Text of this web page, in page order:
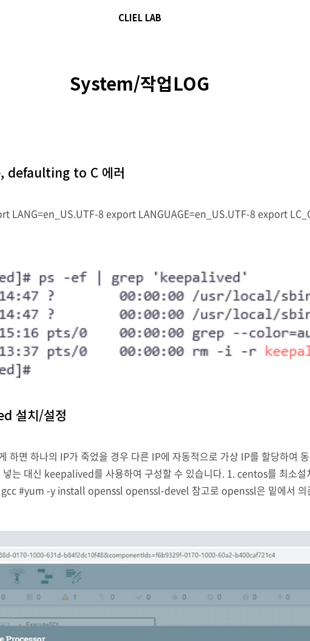
CLIEL LAB
System/작업LOG
defaulting to C 에러
LANG=en_US.UTF-8 export LANGUAGE=en_US.UTF-8 export
설치/설정
면 하나의 IP가 죽었을 경우 다른 IP에 자동적으로 가상 IP를 할당하여
는 대신 keepalived를 사용하여 구성할 수 있습니다. 1. centos를 최소
#yum -y install openssl openssl-devel 참고로 openssl은 밑에서 의